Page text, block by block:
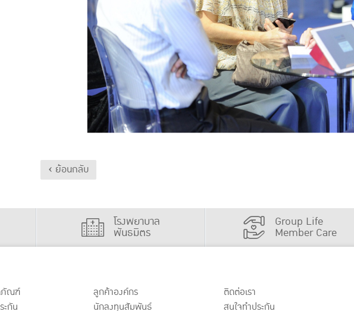
‹ ย้อนกลับ
โรงพยาบาล
พันธมิตร
Group Life
Member Care
ณฑ์
ะกัน
ลูกค้าองค์กร
นักลงทุนสัมพันธ์
ติดต่อเรา
สนใจทำประกัน